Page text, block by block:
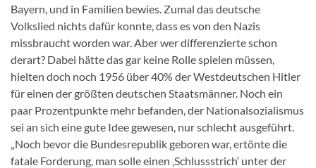
Bayern, und in Familien bewies. Zumal das deutsche
Volkslied nichts dafür konnte, dass es von den Nazis
missbraucht worden war. Aber wer differenzierte schon
derart? Dabei hätte das gar keine Rolle spielen müssen,
hielten doch noch 1956 über 40% der Westdeutschen Hitler
für einen der größten deutschen Staatsmänner. Noch ein
paar Prozentpunkte mehr befanden, der Nationalsozialismus
sei an sich eine gute Idee gewesen, nur schlecht ausgeführt.
„Noch bevor die Bundesrepublik geboren war, ertönte die
fatale Forderung, man solle einen ‚Schlussstrich‘ unter der